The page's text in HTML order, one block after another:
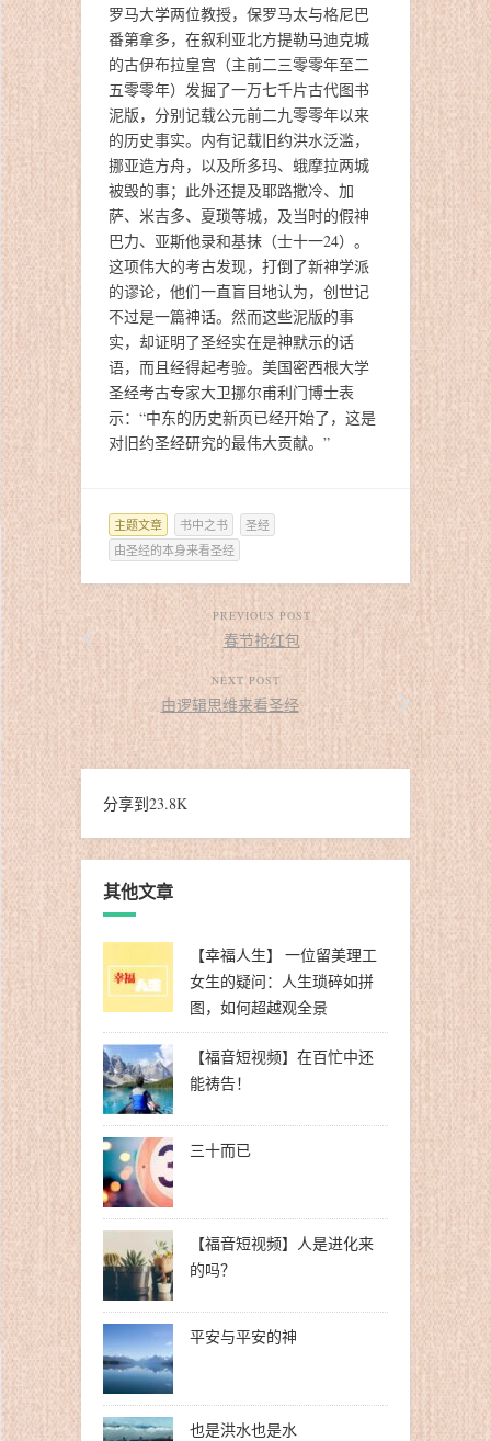
罗马大学两位教授，保罗马太与格尼巴
番第拿多，在叙利亚北方提勒马迪克城
的古伊布拉皇宫（主前二三零零年至二
五零零年）发掘了一万七千片古代图书
泥版，分别记载公元前二九零零年以来
的历史事实。内有记载旧约洪水泛滥，
挪亚造方舟，以及所多玛、蛾摩拉两城
被毁的事；此外还提及耶路撒冷、加
萨、米吉多、夏琐等城，及当时的假神
巴力、亚斯他录和基抹（士十一24）。
这项伟大的考古发现，打倒了新神学派
的谬论，他们一直盲目地认为，创世记
不过是一篇神话。然而这些泥版的事
实，却证明了圣经实在是神默示的话
语，而且经得起考验。美国密西根大学
圣经考古专家大卫挪尔甫利门博士表
示：“中东的历史新页已经开始了，这是
对旧约圣经研究的最伟大贡献。”
主题文章 书中之书
圣经
由圣经的本身来看圣经
PREVIOUS POST
春节抢红包
NEXT POST
由逻辑思维来看圣经
分享到23.8K
其他文章
【幸福人生】 一位留美理工
女生的疑问：人生琐碎如拼
图，如何超越观全景
【福音短视频】在百忙中还
能祷告！
三十而已
【福音短视频】人是进化来
的吗？
平安与平安的神
也是洪水也是水